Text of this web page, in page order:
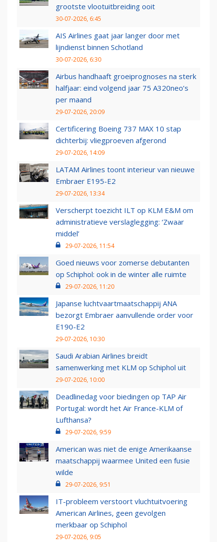
grootste vlootuitbreiding ooit
30-07-2026, 6:45
AIS Airlines gaat jaar langer door met
lijndienst binnen Schotland
30-07-2026, 6:30
Airbus handhaaft groeiprognoses na sterk
halfjaar: eind volgend jaar 75 A320neo’s
per maand
29-07-2026, 20:09
Certificering Boeing 737 MAX 10 stap
dichterbij: vliegproeven afgerond
29-07-2026, 14:09
LATAM Airlines toont interieur van nieuwe
Embraer E195-E2
29-07-2026, 13:34
Verscherpt toezicht ILT op KLM E&M om
administratieve verslaglegging: ‘Zwaar
middel’
29-07-2026, 11:54
Goed nieuws voor zomerse debutanten
op Schiphol: ook in de winter alle ruimte
29-07-2026, 11:20
Japanse luchtvaartmaatschappij ANA
bezorgt Embraer aanvullende order voor
E190-E2
29-07-2026, 10:30
Saudi Arabian Airlines breidt
samenwerking met KLM op Schiphol uit
29-07-2026, 10:00
Deadlinedag voor biedingen op TAP Air
Portugal: wordt het Air France-KLM of
Lufthansa?
29-07-2026, 9:59
American was niet de enige Amerikaanse
maatschappij waarmee United een fusie
wilde
29-07-2026, 9:51
IT-probleem verstoort vluchtuitvoering
American Airlines, geen gevolgen
merkbaar op Schiphol
29-07-2026, 9:05